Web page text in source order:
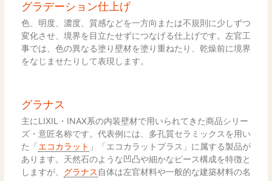
グラデーション仕上げ
色、明度、濃度、質感などを一方向または不規則に少しずつ
変化させ、境界を目立たせずにつなげる仕上げです。左官工
事では、色の異なる塗り壁材を塗り重ねたり、乾燥前に境界
をなじませたりして表現します。
グラナス
主にLIXIL・INAX系の内装壁材で用いられてきた商品シリー
ズ・意匠名称です。代表例には、多孔質セラミックスを用い
た「エコカラット 」「エコカラットプラス」に属する製品が
あります。天然石のような凹凸や細かなピース構成を特徴と
しますが、 グラナス 自体は左官材料や一般的な建築材料の名